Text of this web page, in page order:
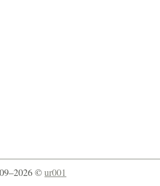
©ur001